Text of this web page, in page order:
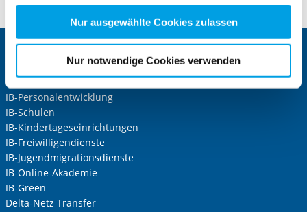
nachfolgender Buttons über Ihre Einwilligung für diese
Zwecke entscheiden und Ihre erteilte Einwilligung stets
für die Zukunft widerrufen. Bitte beachten Sie: Ihre
Cookies, die erforderlich zur Bereitstellung der von Ihnen
aufgerufenen und somit gewünschten Website-
Funktionen sind. Diese Cookies setzen wir aufgrund
berechtigter Interessen und daher unabhängig von einer
Einwilligung.
Nur ausgewählte Cookies zulassen
Nur notwendige Cookies verwenden
Zentrale IB-Websites:
Die Internationale Arbeit des IB
IB-Personalentwicklung
IB-Schulen
IB-Kindertageseinrichtungen
IB-Freiwilligendienste
IB-Jugendmigrationsdienste
IB-Online-Akademie
IB-Green
Delta-Netz Transfer